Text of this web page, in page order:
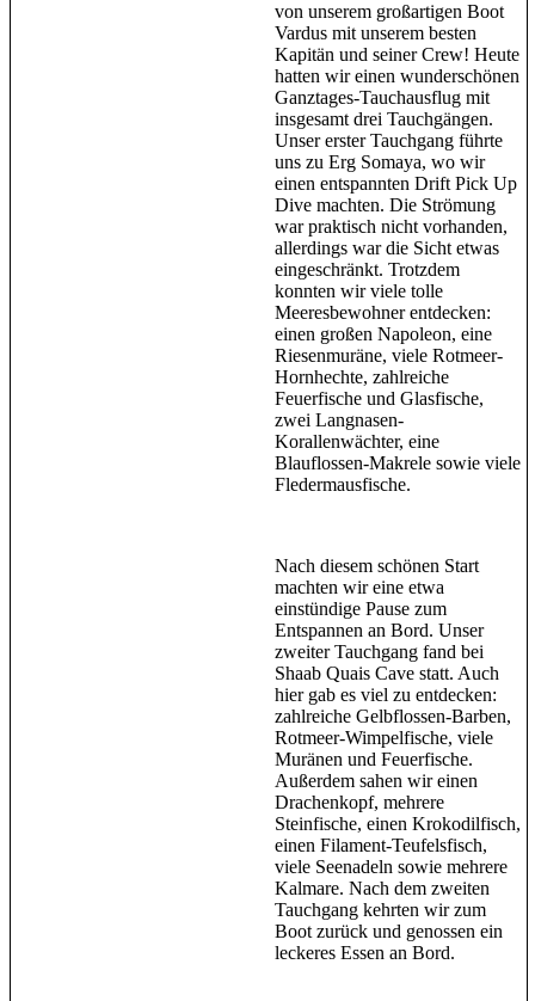
von unserem großartigen Boot
Vardus mit unserem besten
Kapitän und seiner Crew! Heute
hatten wir einen wunderschönen
Ganztages-Tauchausflug mit
insgesamt drei Tauchgängen.
Unser erster Tauchgang führte
uns zu Erg Somaya, wo wir
einen entspannten Drift Pick Up
Dive machten. Die Strömung
war praktisch nicht vorhanden,
allerdings war die Sicht etwas
eingeschränkt. Trotzdem
konnten wir viele tolle
Meeresbewohner entdecken:
einen großen Napoleon, eine
Riesenmuräne, viele Rotmeer-
Hornhechte, zahlreiche
Feuerfische und Glasfische,
zwei Langnasen-
Korallenwächter, eine
Blauflossen-Makrele sowie viele
Fledermausfische.
Nach diesem schönen Start
machten wir eine etwa
einstündige Pause zum
Entspannen an Bord. Unser
zweiter Tauchgang fand bei
Shaab Quais Cave statt. Auch
hier gab es viel zu entdecken:
zahlreiche Gelbflossen-Barben,
Rotmeer-Wimpelfische, viele
Muränen und Feuerfische.
Außerdem sahen wir einen
Drachenkopf, mehrere
Steinfische, einen Krokodilfisch,
einen Filament-Teufelsfisch,
viele Seenadeln sowie mehrere
Kalmare. Nach dem zweiten
Tauchgang kehrten wir zum
Boot zurück und genossen ein
leckeres Essen an Bord.